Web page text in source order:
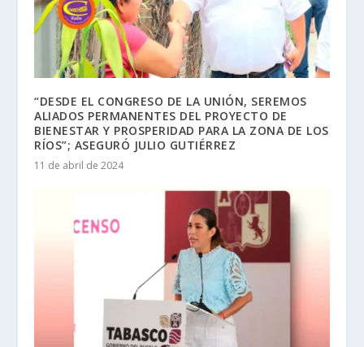
“DESDE EL CONGRESO DE LA UNIÓN, SEREMOS
ALIADOS PERMANENTES DEL PROYECTO DE
BIENESTAR Y PROSPERIDAD PARA LA ZONA DE LOS
RÍOS”; ASEGURÓ JULIO GUTIÉRREZ
11 de abril de 2024